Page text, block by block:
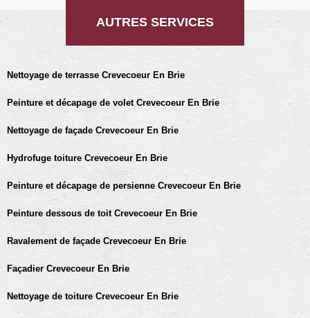
AUTRES SERVICES
Nettoyage de terrasse Crevecoeur En Brie
Peinture et décapage de volet Crevecoeur En Brie
Nettoyage de façade Crevecoeur En Brie
Hydrofuge toiture Crevecoeur En Brie
Peinture et décapage de persienne Crevecoeur En Brie
Peinture dessous de toit Crevecoeur En Brie
Ravalement de façade Crevecoeur En Brie
Façadier Crevecoeur En Brie
Nettoyage de toiture Crevecoeur En Brie